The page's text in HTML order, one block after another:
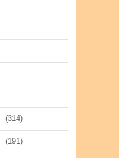
(314)
(191)